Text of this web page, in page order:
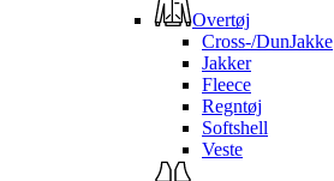
Overtøj
Cross-/DunJakke
Jakker
Fleece
Regntøj
Softshell
Veste